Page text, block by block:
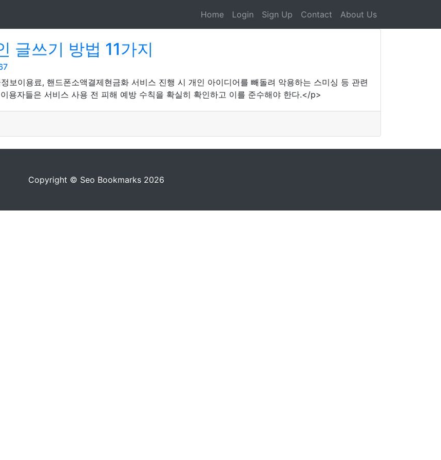
Home Login Sign Up Contact About Us
글쓰기 방법 11가지
보이용료, 핸드폰소액결제현금화 서비스 진행 시 개인 아이디어를 빼돌려 악용하는 스미싱 등 관련
용자들은 서비스 사용 전 피해 예방 수칙을 확실히 확인하고 이를 준수해야 한다.</p>
Copyright © Seo Bookmarks 2026